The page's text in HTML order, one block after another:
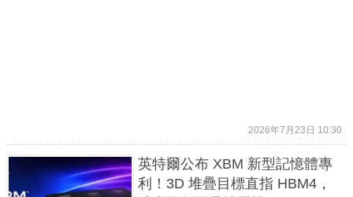
2026年7月23日 10:30
英特爾公布 XBM 新型記憶體專
利！3D 堆疊目標直指 HBM4，